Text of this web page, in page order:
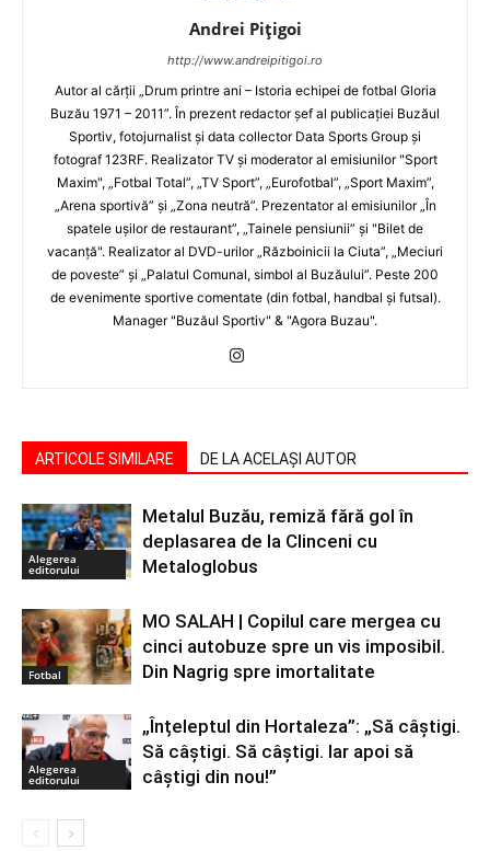
Andrei Pițigoi
http://www.andreipitigoi.ro
Autor al cărţii „Drum printre ani – Istoria echipei de fotbal Gloria
Buzău 1971 – 2011”. În prezent redactor şef al publicaţiei Buzăul
Sportiv, fotojurnalist şi data collector Data Sports Group şi
fotograf 123RF. Realizator TV şi moderator al emisiunilor "Sport
Maxim", „Fotbal Total”, „TV Sport”, „Eurofotbal”, „Sport Maxim”,
„Arena sportivă” şi „Zona neutră”. Prezentator al emisiunilor „În
spatele uşilor de restaurant”, „Tainele pensiunii” şi "Bilet de
vacanţă". Realizator al DVD-urilor „Războinicii la Ciuta”, „Meciuri
de poveste” şi „Palatul Comunal, simbol al Buzăului”. Peste 200
de evenimente sportive comentate (din fotbal, handbal şi futsal).
Manager "Buzăul Sportiv" & "Agora Buzau".
ARTICOLE SIMILARE DE LA ACELAȘI AUTOR
Alegerea
editorului
Metalul Buzău, remiză fără gol în
deplasarea de la Clinceni cu
Metaloglobus
Fotbal
MO SALAH | Copilul care mergea cu
cinci autobuze spre un vis imposibil.
Din Nagrig spre imortalitate
Alegerea
editorului
„Înțeleptul din Hortaleza”: „Să câștigi.
Să câștigi. Să câștigi. Iar apoi să
câștigi din nou!”